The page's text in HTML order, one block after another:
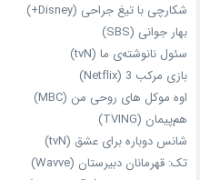
شکارچی با تیغ جراحی (Disney+)
بهار جوانی (SBS)
سئول نانوشته‌ی ما (tvN)
بازی مرکب 3 (Netflix)
اوه موکل های روحی من (MBC)
هم‌پیمان (TVING)
شانس دوباره برای عشق (tvN)
تک: قهرمانان دبیرستان (Wavve)